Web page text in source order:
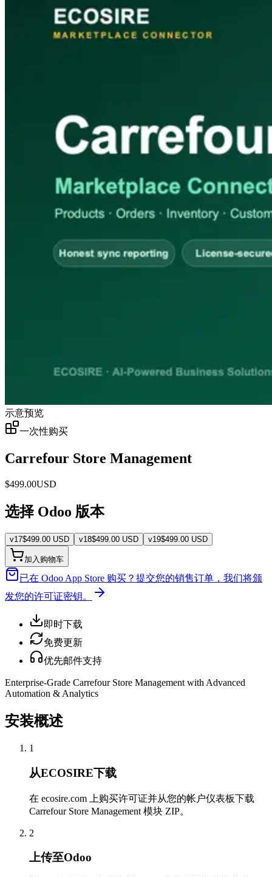
示意预览
一次性购买
Carrefour Store Management
$499.00USD
选择 Odoo 版本
v17$499.00 USD v18$499.00 USD v19$499.00 USD
加入购物车
已在 Odoo App Store 购买？ 提交您的销售订单，我们将颁
发您的许可证密钥。
即时下载
免费更新
优先邮件支持
Enterprise-Grade Carrefour Store Management with Advanced
Automation & Analytics
安装概述
1
从ECOSIRE下载
在 ecosire.com 上购买许可证并从您的帐户仪表板下载
Carrefour Store Management 模块 ZIP。
2
上传至Odoo